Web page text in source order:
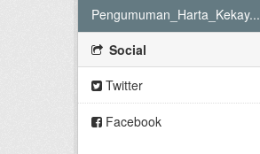
Pengumuman_Harta_Kekay...
Social
Twitter
Facebook